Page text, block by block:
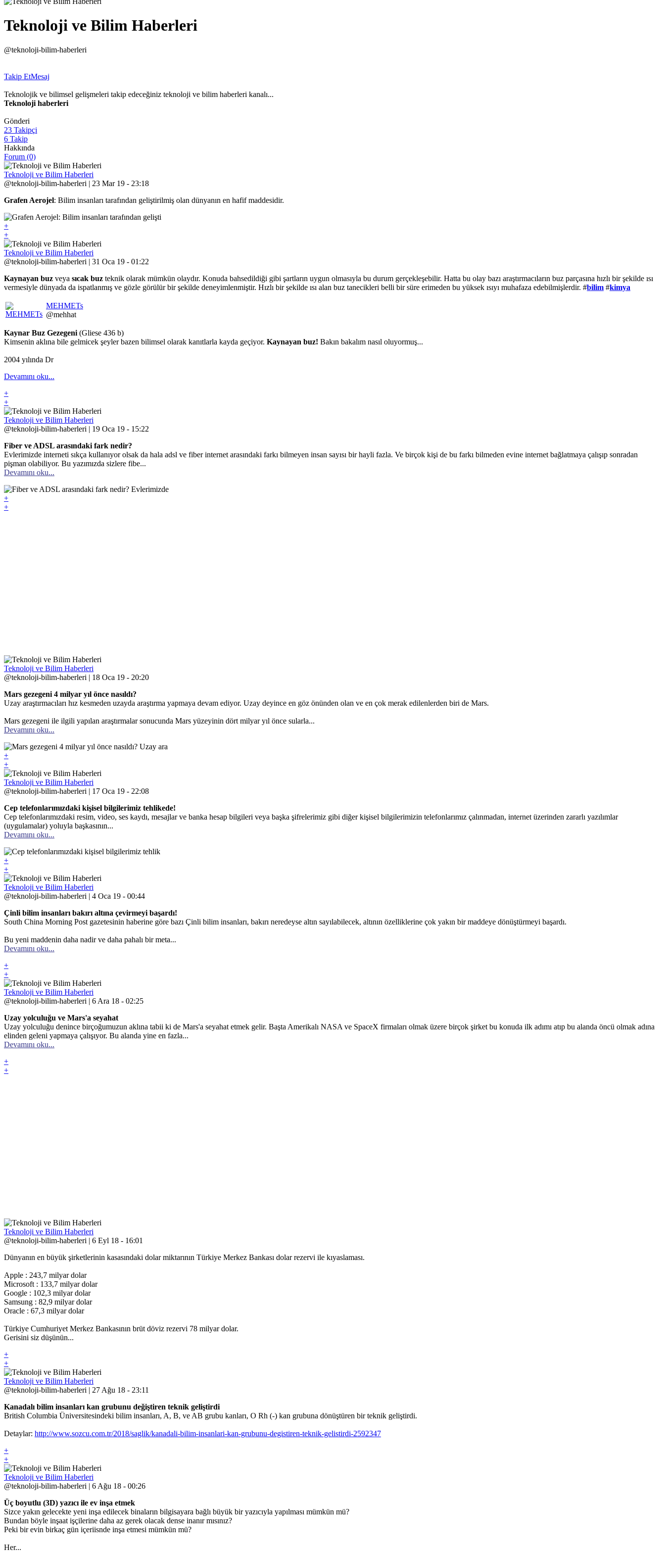
Teknoloji ve Bilim Haberleri
@teknoloji-bilim-haberleri
Takip EtMesaj
Teknolojik ve bilimsel gelişmeleri takip edeceğiniz teknoloji ve bilim haberleri kanalı...
Teknoloji haberleri
Gönderi
23 Takipçi
6 Takip
Hakkında
Forum (0)
Teknoloji ve Bilim Haberleri
@teknoloji-bilim-haberleri | 23 Mar 19 - 23:18
Grafen Aerojel: Bilim insanları tarafından geliştirilmiş olan dünyanın en hafif maddesidir.
+
+
Teknoloji ve Bilim Haberleri
@teknoloji-bilim-haberleri | 31 Oca 19 - 01:22
Kaynayan buz veya sıcak buz teknik olarak mümkün olaydır. Konuda bahsedildiği gibi şartların uygun olmasıyla bu durum gerçekleşebilir. Hatta bu olay bazı araştırmacıların buz parçasına hızlı bir şekilde ısı
vermesiyle dünyada da ispatlanmış ve gözle görülür bir şekilde deneyimlenmiştir. Hızlı bir şekilde ısı alan buz tanecikleri belli bir süre erimeden bu yüksek ısıyı muhafaza edebilmişlerdir. #bilim #kimya
MEHMETs
@mehhat
Kaynar Buz Gezegeni (Gliese 436 b)
Kimsenin aklına bile gelmicek şeyler bazen bilimsel olarak kanıtlarla kayda geçiyor. Kaynayan buz! Bakın bakalım nasıl oluyormuş...
2004 yılında Dr
Devamını oku...
+
+
Teknoloji ve Bilim Haberleri
@teknoloji-bilim-haberleri | 19 Oca 19 - 15:22
Fiber ve ADSL arasındaki fark nedir?
Evlerimizde interneti sıkça kullanıyor olsak da hala adsl ve fiber internet arasındaki farkı bilmeyen insan sayısı bir hayli fazla. Ve birçok kişi de bu farkı bilmeden evine internet bağlatmaya çalışıp sonradan
pişman olabiliyor. Bu yazımızda sizlere fibe...
Devamını oku...
+
+
Teknoloji ve Bilim Haberleri
@teknoloji-bilim-haberleri | 18 Oca 19 - 20:20
Mars gezegeni 4 milyar yıl önce nasıldı?
Uzay araştırmacıları hız kesmeden uzayda araştırma yapmaya devam ediyor. Uzay deyince en göz önünden olan ve en çok merak edilenlerden biri de Mars.
Mars gezegeni ile ilgili yapılan araştırmalar sonucunda Mars yüzeyinin dört milyar yıl önce sularla...
Devamını oku...
+
+
Teknoloji ve Bilim Haberleri
@teknoloji-bilim-haberleri | 17 Oca 19 - 22:08
Cep telefonlarımızdaki kişisel bilgilerimiz tehlikede!
Cep telefonlarımızdaki resim, video, ses kaydı, mesajlar ve banka hesap bilgileri veya başka şifrelerimiz gibi diğer kişisel bilgilerimizin telefonlarımız çalınmadan, internet üzerinden zararlı yazılımlar
(uygulamalar) yoluyla başkasının...
Devamını oku...
+
+
Teknoloji ve Bilim Haberleri
@teknoloji-bilim-haberleri | 4 Oca 19 - 00:44
Çinli bilim insanları bakırı altına çevirmeyi başardı!
South China Morning Post gazetesinin haberine göre bazı Çinli bilim insanları, bakırı neredeyse altın sayılabilecek, altının özelliklerine çok yakın bir maddeye dönüştürmeyi başardı.
Bu yeni maddenin daha nadir ve daha pahalı bir meta...
Devamını oku...
+
+
Teknoloji ve Bilim Haberleri
@teknoloji-bilim-haberleri | 6 Ara 18 - 02:25
Uzay yolculuğu ve Mars'a seyahat
Uzay yolculuğu denince birçoğumuzun aklına tabii ki de Mars'a seyahat etmek gelir. Başta Amerikalı NASA ve SpaceX firmaları olmak üzere birçok şirket bu konuda ilk adımı atıp bu alanda öncü olmak adına
elinden geleni yapmaya çalışıyor. Bu alanda yine en fazla...
Devamını oku...
+
+
Teknoloji ve Bilim Haberleri
@teknoloji-bilim-haberleri | 6 Eyl 18 - 16:01
Dünyanın en büyük şirketlerinin kasasındaki dolar miktarının Türkiye Merkez Bankası dolar rezervi ile kıyaslaması.
Apple : 243,7 milyar dolar
Microsoft : 133,7 milyar dolar
Google : 102,3 milyar dolar
Samsung : 82,9 milyar dolar
Oracle : 67,3 milyar dolar
Türkiye Cumhuriyet Merkez Bankasının brüt döviz rezervi 78 milyar dolar.
Gerisini siz düşünün...
+
+
Teknoloji ve Bilim Haberleri
@teknoloji-bilim-haberleri | 27 Ağu 18 - 23:11
Kanadalı bilim insanları kan grubunu değiştiren teknik geliştirdi
British Columbia Üniversitesindeki bilim insanları, A, B, ve AB grubu kanları, O Rh (-) kan grubuna dönüştüren bir teknik geliştirdi.
Detaylar: http://www.sozcu.com.tr/2018/saglik/kanadali-bilim-insanlari-kan-grubunu-degistiren-teknik-gelistirdi-2592347
+
+
Teknoloji ve Bilim Haberleri
@teknoloji-bilim-haberleri | 6 Ağu 18 - 00:26
Üç boyutlu (3D) yazıcı ile ev inşa etmek
Sizce yakın gelecekte yeni inşa edilecek binaların bilgisayara bağlı büyük bir yazıcıyla yapılması mümkün mü?
Bundan böyle inşaat işçilerine daha az gerek olacak dense inanır mısınız?
Peki bir evin birkaç gün içeriisnde inşa etmesi mümkün mü?
Her...